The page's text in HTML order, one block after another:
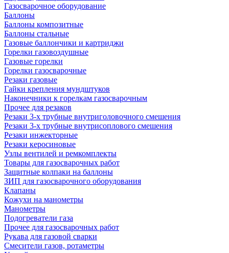
Газосварочное оборудование
Баллоны
Баллоны композитные
Баллоны стальные
Газовые баллончики и картриджи
Горелки газовоздушные
Газовые горелки
Горелки газосварочные
Резаки газовые
Гайки крепления мундштуков
Наконечники к горелкам газосварочным
Прочее для резаков
Резаки 3-х трубные внутриголовочного смешения
Резаки 3-х трубные внутрисоплового смешения
Резаки инжекторные
Резаки керосиновые
Узлы вентилей и ремкомплекты
Товары для газосварочных работ
Защитные колпаки на баллоны
ЗИП для газосварочного оборудования
Клапаны
Кожухи на манометры
Манометры
Подогреватели газа
Прочее для газосварочных работ
Рукава для газовой сварки
Смесители газов, ротаметры